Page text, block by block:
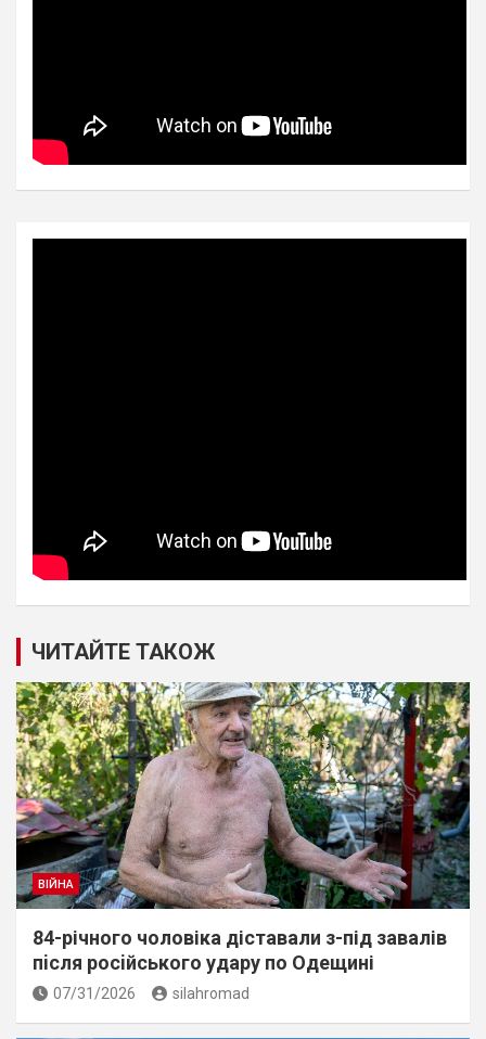
ЧИТАЙТЕ ТАКОЖ
ВІЙНА
84-річного чоловіка діставали з-під завалів
пiсля росiйського удару по Одещині
07/31/2026 silahromad